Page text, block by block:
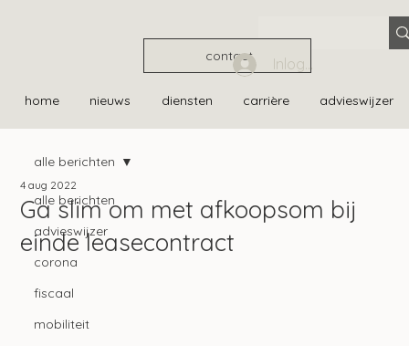
contact
home nieuws diensten carrière advieswijzer
Inloggen
alle berichten
advieswijzer
corona
fiscaal
mobiliteit
alle berichten
Ga slim om met afkoopsom bij
einde leasecontract
4 aug 2022